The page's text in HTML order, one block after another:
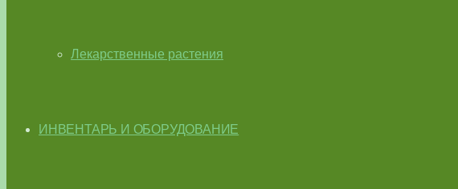
Лекарственные растения
ИНВЕНТАРЬ И ОБОРУДОВАНИЕ